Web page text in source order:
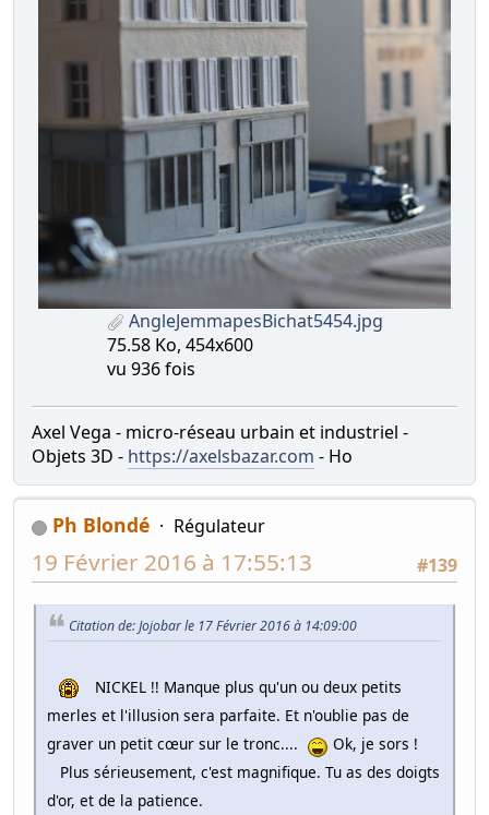
AngleJemmapesBichat5454.jpg
75.58 Ko, 454x600
vu 936 fois
Axel Vega - micro-réseau urbain et industriel -
Objets 3D - https://axelsbazar.com - Ho
Ph Blondé
Régulateur
#139
19 Février 2016 à 17:55:13
Citation de: Jojobar le 17 Février 2016 à 14:09:00
NICKEL !! Manque plus qu'un ou deux petits
merles et l'illusion sera parfaite. Et n'oublie pas de
graver un petit cœur sur le tronc....
Ok, je sors !
Plus sérieusement, c'est magnifique. Tu as des doigts
d'or, et de la patience.